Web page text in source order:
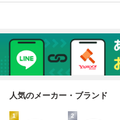
人気のメーカー・ブランド
1 2